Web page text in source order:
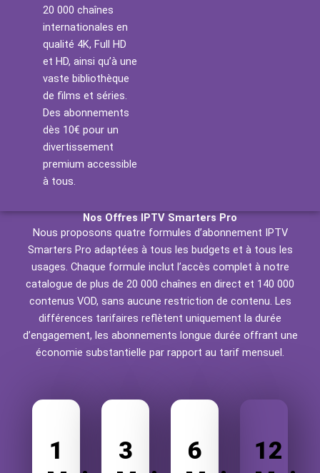
20 000 chaînes
internationales en
qualité 4K, Full HD
et HD, ainsi qu’à une
vaste bibliothèque
de films et séries.
Des abonnements
dès 10€ pour un
divertissement
premium accessible
à tous.
Nos Offres IPTV Smarters Pro
Nous proposons quatre formules d’abonnement IPTV
Smarters Pro adaptées à tous les budgets et à tous les
usages. Chaque formule inclut l’accès complet à notre
catalogue de plus de 20 000 chaînes en direct et 140 000
contenus VOD, sans aucune restriction de contenu. Les
différences tarifaires reflètent uniquement la durée
d’engagement, les abonnements longue durée offrant une
économie substantielle par rapport au tarif mensuel.
1
3
6
12